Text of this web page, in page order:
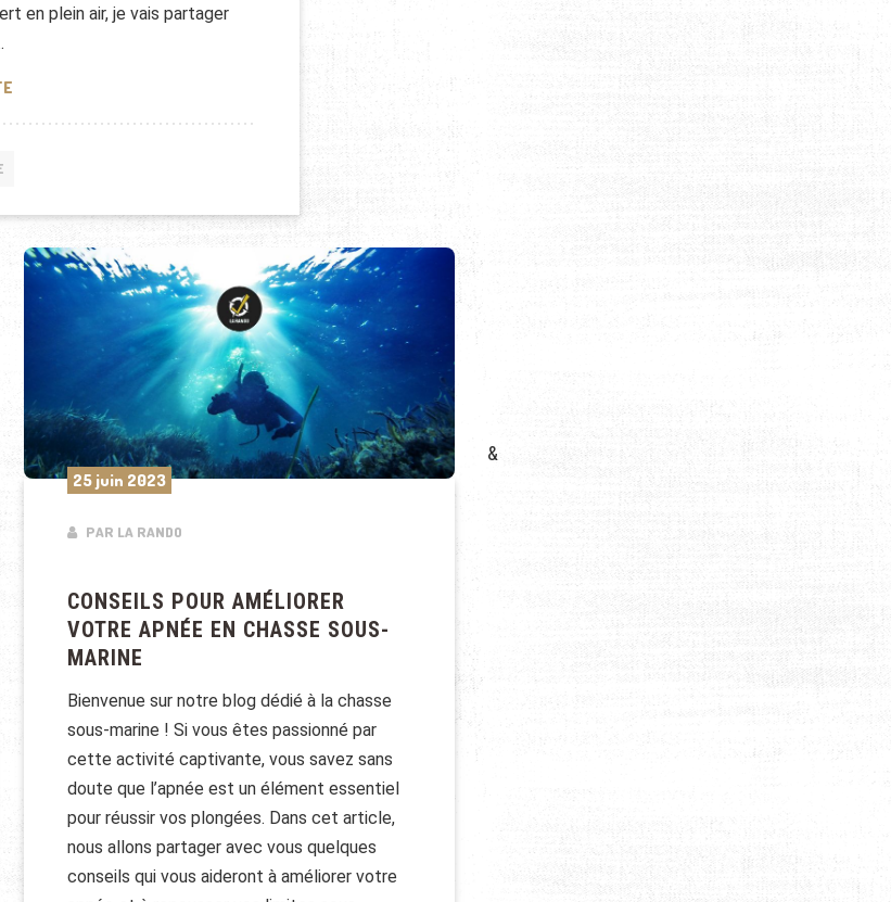
en plein air, je vais partager
COMMENT S’AMÉLIORER EN RANDONNÉE : 10 CONSEILS POUR LES AMATEURS DE PLEIN AIR
25 juin 2023
PAR LA RANDO
CONSEILS POUR AMÉLIORER
VOTRE APNÉE EN CHASSE SOUS-
MARINE
Bienvenue sur notre blog dédié à la chasse
sous-marine ! Si vous êtes passionné par
cette activité captivante, vous savez sans
doute que l’apnée est un élément essentiel
pour réussir vos plongées. Dans cet article,
nous allons partager avec vous quelques
conseils qui vous aideront à améliorer votre
&